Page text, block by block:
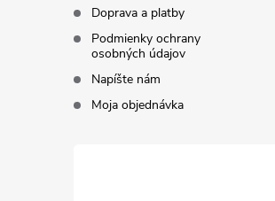
Doprava a platby
Podmienky ochrany
osobných údajov
Napíšte nám
Moja objednávka